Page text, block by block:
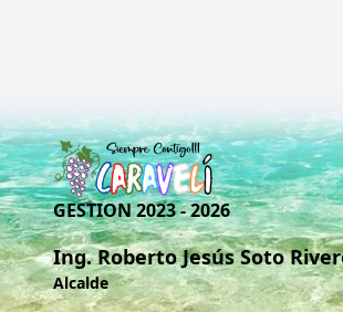
GESTION 2023 - 2026
Ing. Roberto Jesús Soto
Alcalde